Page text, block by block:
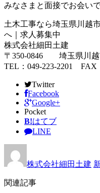
みなさまと面接でお会い
土木工事なら埼玉県川越
へ｜求人募集中
株式会社細田土建
〒350-0846 埼玉県川越
TEL：049-223-2201 FAX
Twitter
Facebook
Google+
Pocket
B!はてブ
LINE
株式会社細田土建
関連記事